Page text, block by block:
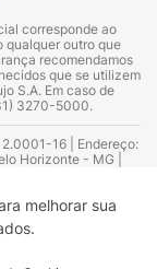
melhorar sua
corresponde ao
qualquer outro que
recomendamos
que se utilizem
S.A. Em caso de
3270-5000.
16 | Endereço:
Horizonte - MG |
– CRF 52.584 -
Nº 13.748. Alvará
da Empresa (AFE):